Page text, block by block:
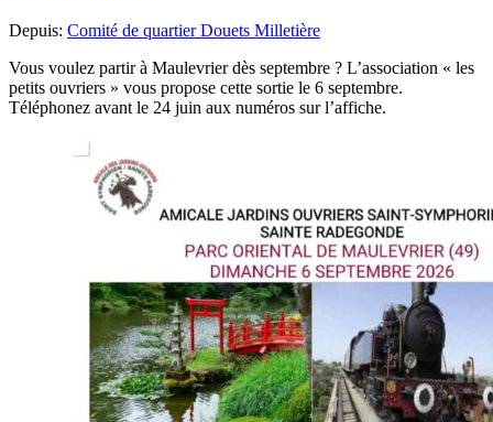
Depuis: Comité de quartier Douets Milletière
Vous voulez partir à Maulevrier dès septembre ? L’association « les
petits ouvriers » vous propose cette sortie le 6 septembre.
Téléphonez avant le 24 juin aux numéros sur l’affiche.